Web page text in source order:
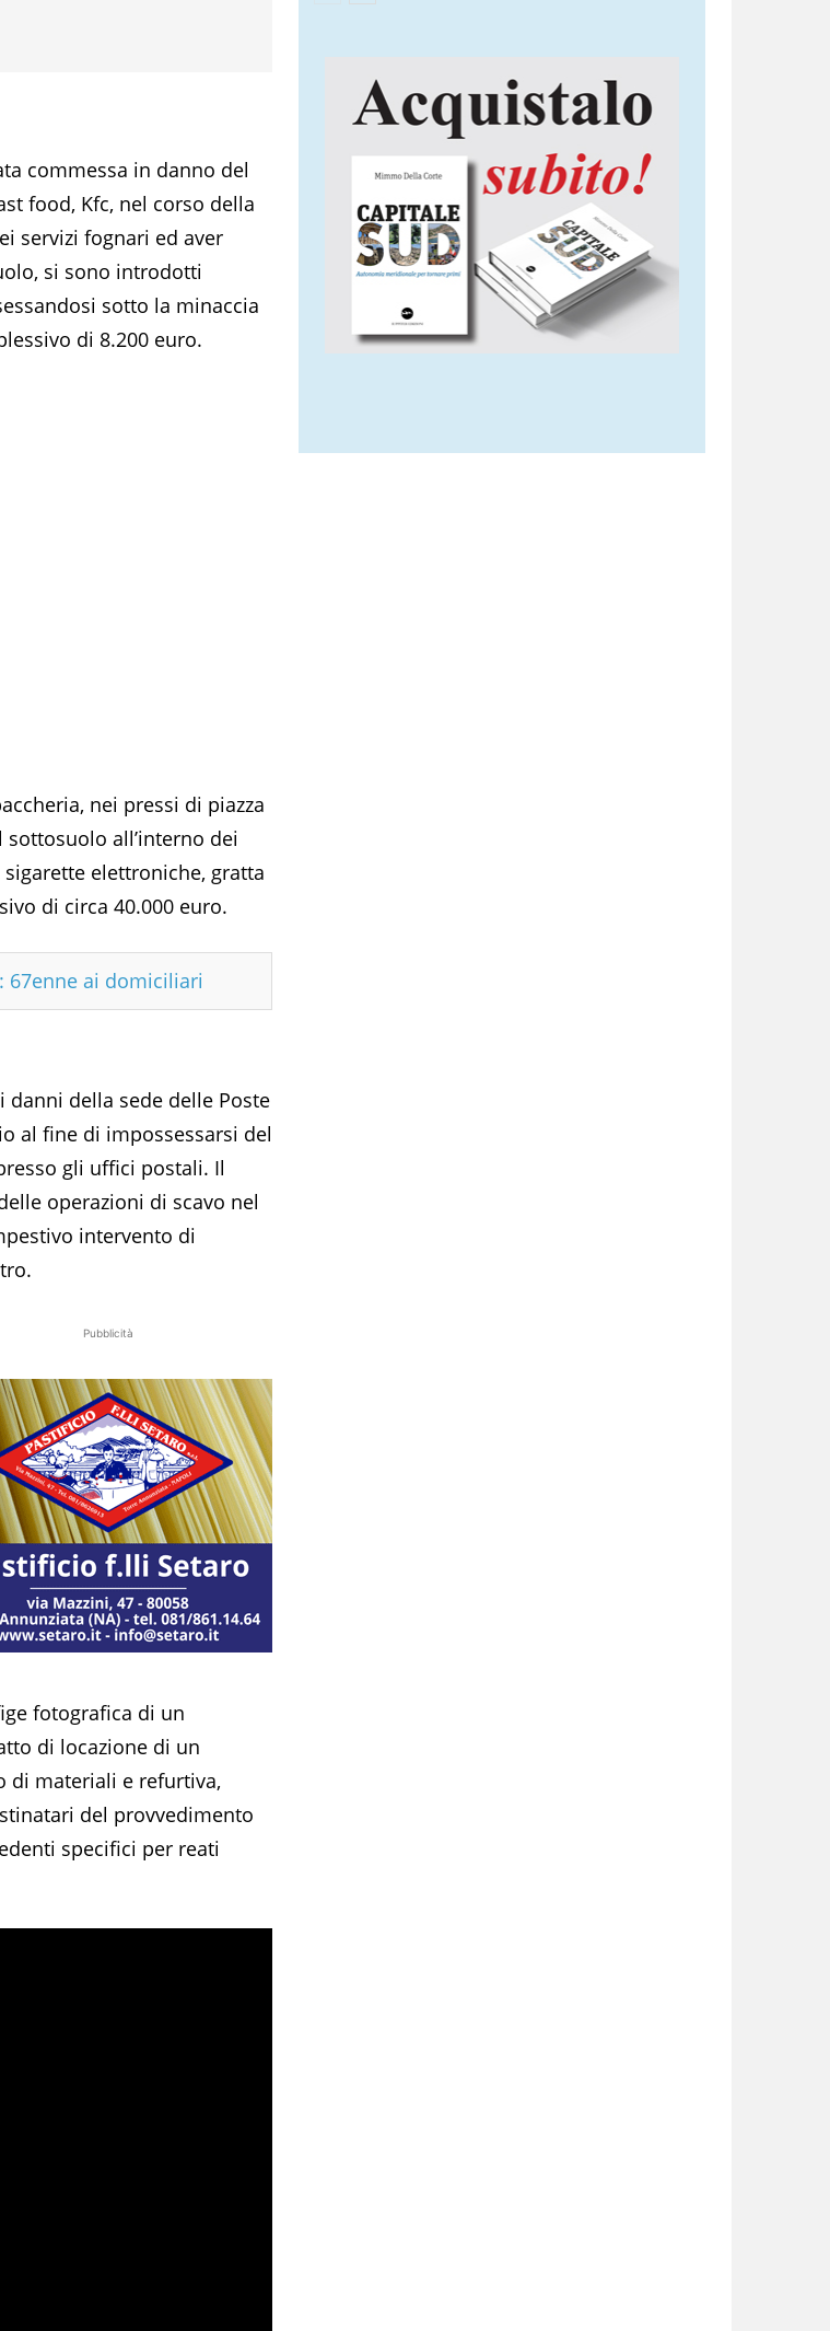
commessa in danno del
food, Kfc, nel corso della
servizi fognari ed aver
si sono introdotti
sotto la minaccia
di 8.200 euro.
nei pressi di piazza
all’interno dei
elettroniche, gratta
di circa 40.000 euro.
67enne ai domiciliari
danni della sede delle Poste
al fine di impossessarsi del
gli uffici postali. Il
operazioni di scavo nel
intervento di
Pubblicità
fotografica di un
di locazione di un
di materiali e refurtiva,
del provvedimento
specifici per reati